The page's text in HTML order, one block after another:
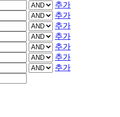
추가
추가
추가
추가
추가
추가
추가